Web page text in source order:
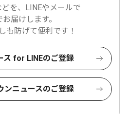
を、LINEやメールで
届けします。
も防げて便利です！
ス for LINEのご登録
ンニュースのご登録